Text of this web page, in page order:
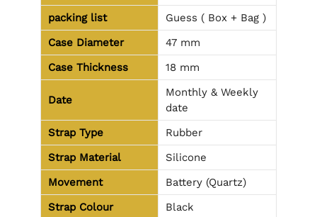
packing list
Guess ( Box + Bag )
Case Diameter
47 mm
Case Thickness
18 mm
Date
Monthly & Weekly
date
Strap Type
Rubber
Strap Material
Silicone
Movement
Battery (Quartz)
Strap Colour
Black